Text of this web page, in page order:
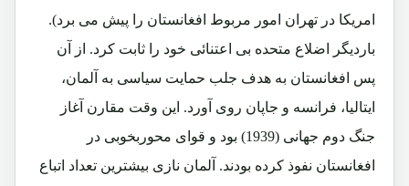
امریکا در تهران امور مربوط افغانستان را پیش می برد).
باردیگر اضلاع متحده بی اعتنائی خود را ثابت کرد. از آن
پس افغانستان به هدف جلب حمایت سیاسی به آلمان،
ایتالیا، فرانسه و جاپان روی آورد. این وقت مقارن آغاز
جنگ دوم جهانی (1939) بود و قوای محوربخوبی در
افغانستان نفوذ کرده بودند. آلمان نازی بیشترین تعداد اتباع